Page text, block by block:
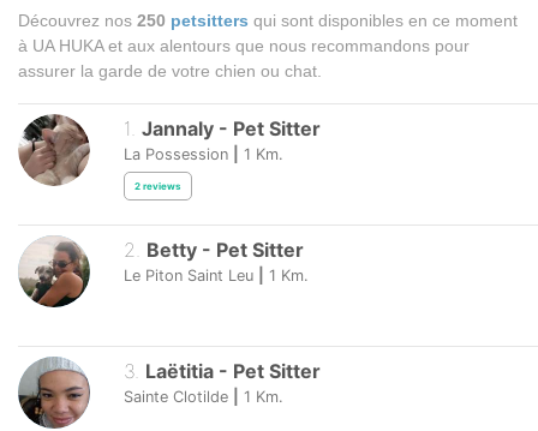
Découvrez nos 250 petsitters qui sont disponibles en ce moment
à UA HUKA et aux alentours que nous recommandons pour
assurer la garde de votre chien ou chat.
1. Jannaly - Pet Sitter
La Possession 1 Km.
2 reviews
2. Betty - Pet Sitter
Le Piton Saint Leu 1 Km.
3. Laëtitia - Pet Sitter
Sainte Clotilde 1 Km.